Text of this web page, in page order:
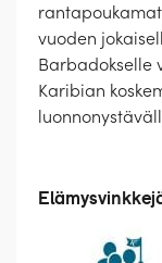
vuoden
Barbadokselle
Karibian